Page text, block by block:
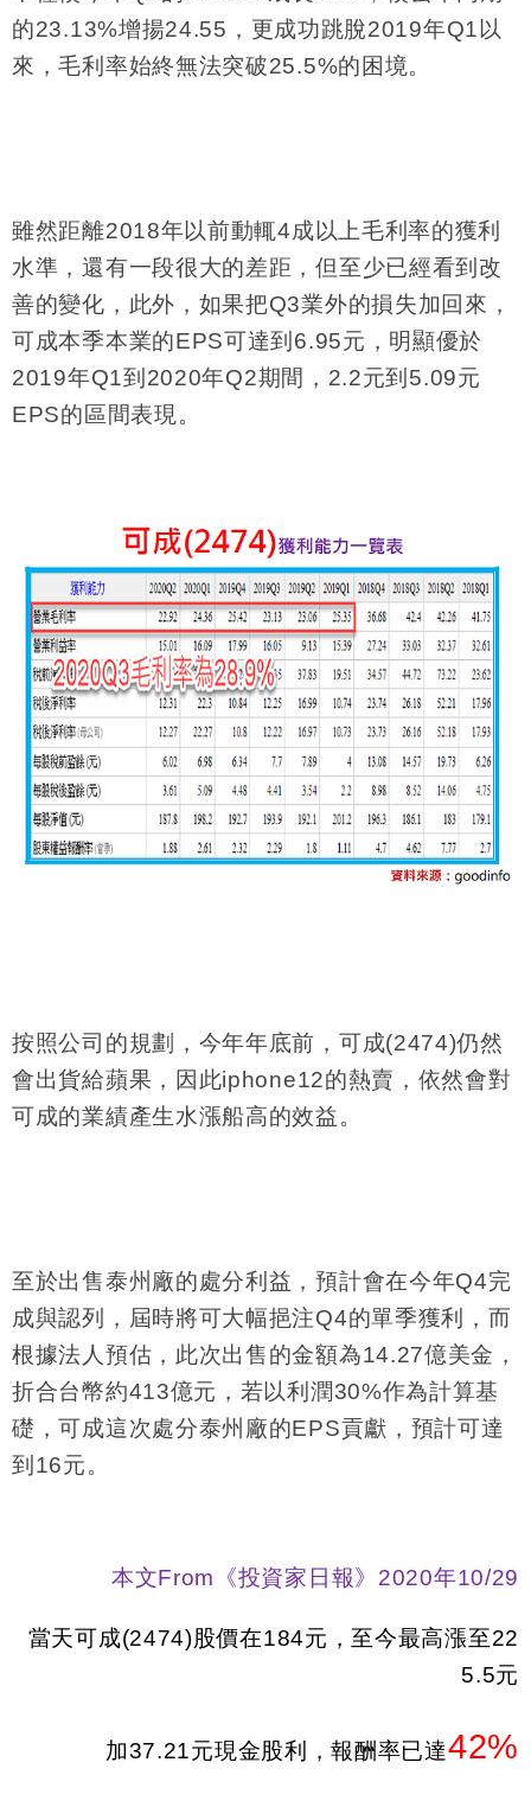
的23.13%增揚24.55 ，更成功跳脫2019年Q1 以
來，毛利率始終無法突破25.5%的困境。
雖然距離2018年以前動輒4成以上毛利率的獲利
水準，還有一段很大的差距，但至少已經看到改
善的變化，此外，如果把Q3業外的損失加回來，
可成本季本業的EPS可達到 6.95元，明顯優於
2019年Q1到 2020年Q2期間， 2.2元到 5.09元
EPS的區間表現。
按照公司的規劃，今年年底前，可成(2474)仍然
會出貨給蘋果，因此iphone12的熱賣，依然會對
可成的業績產生水漲船高的效益。
至於出售泰州廠的處分利益，預計會在今年Q4完
成與認列，屆時將可大幅挹注Q4的單季獲利，而
根據法人預估，此次出售的金額為14.27億美金，
折合台幣約413億元，若以利潤30%作為計算基
礎，可成這次處分泰州廠的EPS貢獻，預計可達
到 16元。
本文From 《投資家日報》 2020年10/29
當天可成(2474)股價在184元，至今最高漲至22
5.5元
加37.21元現金股利，報酬率已達42%